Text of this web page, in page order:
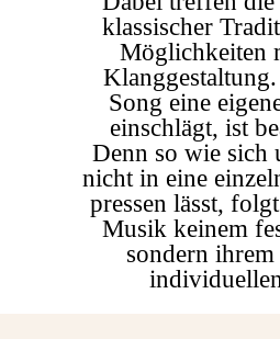
klassischer
Möglichkeiten
Song eine
einschlägt, ist
Denn so wie sich
nicht in eine
pressen lässt,
Musik keinem
sondern ihrem